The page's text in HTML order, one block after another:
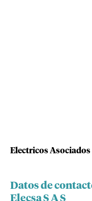
Electricos Asociados
Datos de
Elecsa S A S